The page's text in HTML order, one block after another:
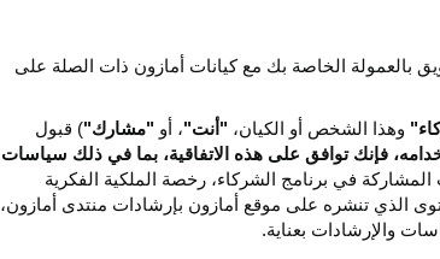
بالعمولة الخاصة بك مع كيانات أمازون ذات الصلة على
وهذا الشخص أو الكيان، "أنت"، أو "مشارك") قبول
فإنك توافق على هذه الاتفاقية، بما في ذلك سياسات
المشاركة في برنامج الشركاء، رخصة الملكية الفكرية
الذي تنشره على موقع أمازون بإرشادات منتدى أمازون،
والإرشادات بعناية.